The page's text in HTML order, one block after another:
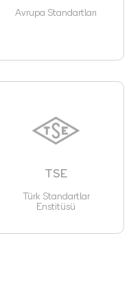
Avrupa Standartları
TSE
Türk Standartlar
Enstitüsü